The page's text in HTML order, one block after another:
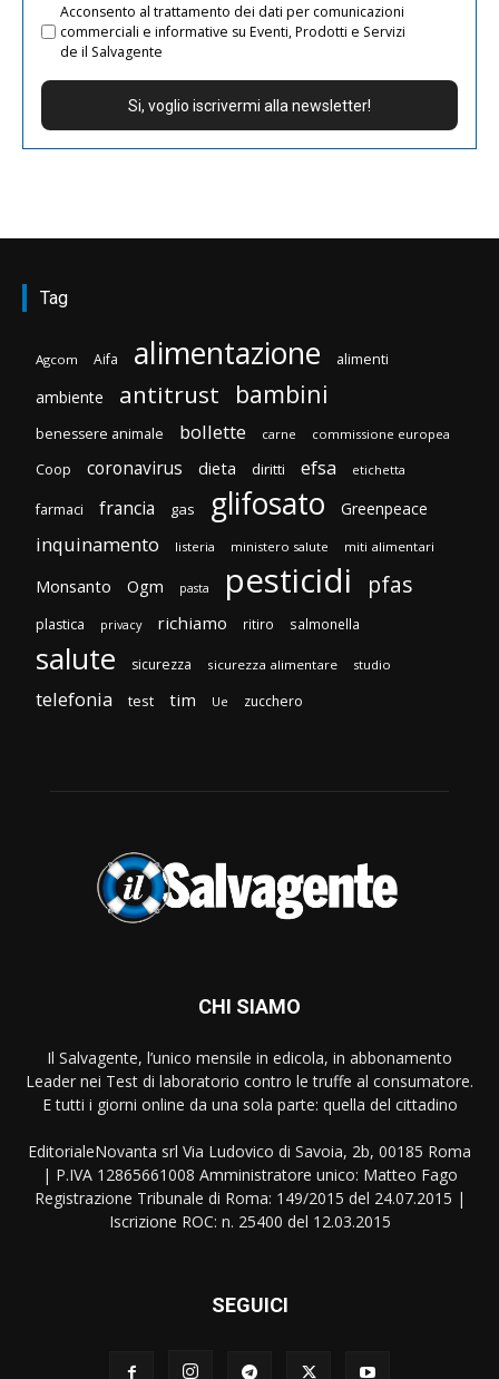
Acconsento al trattamento dei dati per comunicazioni
commerciali e informative su Eventi, Prodotti e Servizi
de il Salvagente
Tag
Agcom Aifa alimentazione alimenti
ambiente antitrust bambini
benessere animale bollette carne commissione europea
Coop coronavirus dieta diritti efsa etichetta
farmaci francia gas glifosato Greenpeace
inquinamento listeria ministero salute miti alimentari
Monsanto Ogm pasta pesticidi pfas
plastica privacy richiamo ritiro salmonella
salute sicurezza sicurezza alimentare studio
telefonia test tim Ue zucchero
CHI SIAMO
Il Salvagente, l’unico mensile in edicola, in abbonamento
Leader nei Test di laboratorio contro le truffe al consumatore.
E tutti i giorni online da una sola parte: quella del cittadino
EditorialeNovanta srl Via Ludovico di Savoia, 2b, 00185 Roma
| P.IVA 12865661008 Amministratore unico: Matteo Fago
Registrazione Tribunale di Roma: 149/2015 del 24.07.2015 |
Iscrizione ROC: n. 25400 del 12.03.2015
SEGUICI